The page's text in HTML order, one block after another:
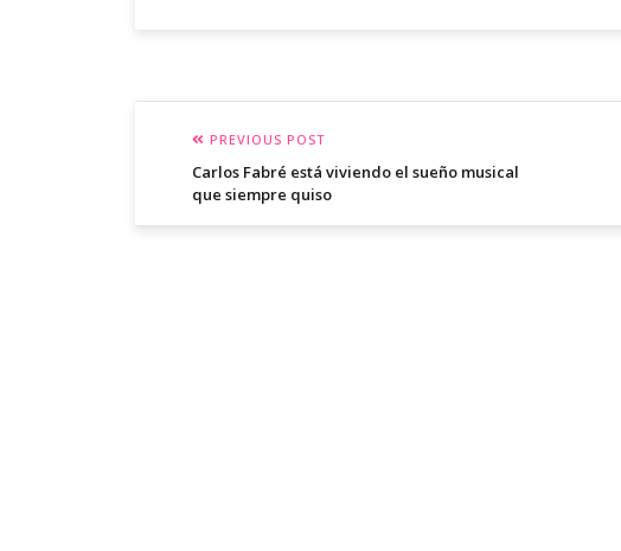
PREVIOUS POST
Carlos Fabré está viviendo el sueño musical
que siempre quiso